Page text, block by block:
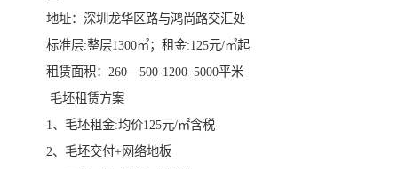
地址：深圳龙华区路与鸿尚路交汇处
标准层:整层1300㎡；租金:125元/㎡起
租赁面积：260—500-1200–5000平米
️ 毛坯租赁方案
1、毛坯租金:均价125元/㎡含税
2、毛坯交付+网络地板